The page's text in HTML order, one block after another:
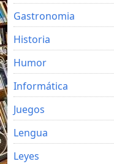
Gastronomia
Historia
Humor
Informática
Juegos
Lengua
Leyes